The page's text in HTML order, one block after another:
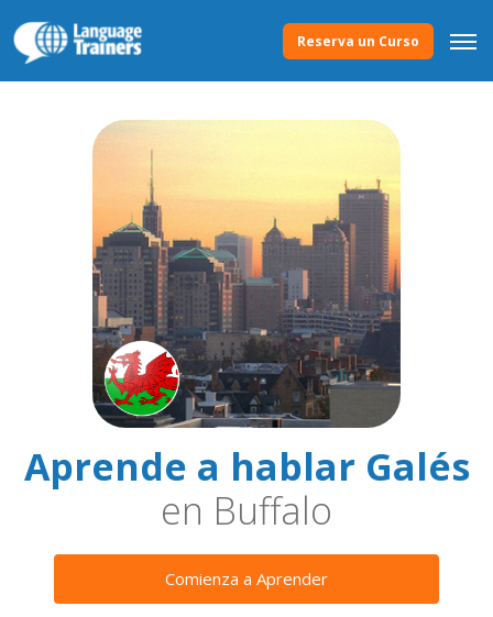
Reserva un Curso
Aprende a hablar Galés
en Buffalo
Comienza a Aprender